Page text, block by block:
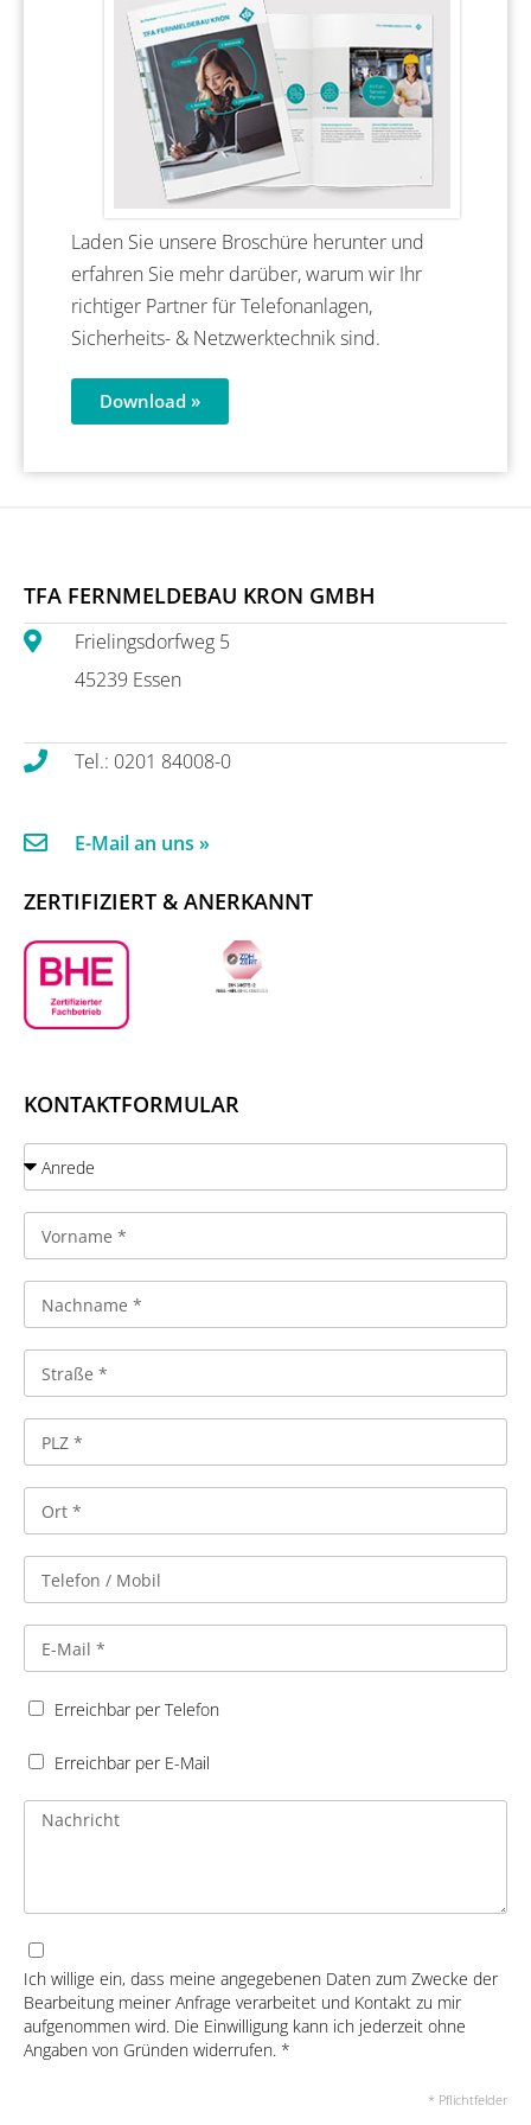
Laden Sie unsere Broschüre herunter und
erfahren Sie mehr darüber, warum wir Ihr
richtiger Partner für Telefonanlagen,
Sicherheits- & Netzwerktechnik sind.
Download »
TFA FERNMELDEBAU KRON GMBH
Frielingsdorfweg 5
45239 Essen
Tel.: 0201 84008-0
E-Mail an uns »
ZERTIFIZIERT & ANERKANNT
KONTAKTFORMULAR
Erreichbar per Telefon
Erreichbar per E-Mail
Ich willige ein, dass meine angegebenen Daten zum Zwecke der
Bearbeitung meiner Anfrage verarbeitet und Kontakt zu mir
aufgenommen wird. Die Einwilligung kann ich jederzeit ohne
Angaben von Gründen widerrufen. *
* Pflichtfelder